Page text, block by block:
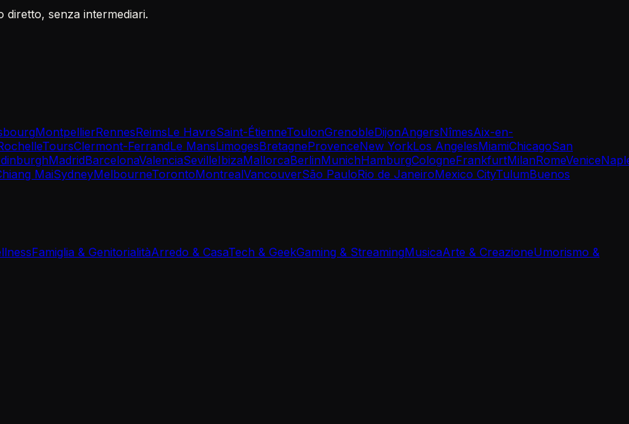
diretto, senza intermediari.
MontpellierRennesReimsLe HavreSaint-ÉtienneToulonGrenobleDijonAngersNîmesAix-en-
ToursClermont-FerrandLe MansLimogesBretagneProvenceNew YorkLos AngelesMiamiChicagoSan
MadridBarcelonaValenciaSevilleIbizaMallorcaBerlinMunichHamburgCologneFrankfurtMilanRomeVenice
MaiSydneyMelbourneTorontoMontrealVancouverSão PauloRio de JaneiroMexico CityTulumBuenos
Famiglia & GenitorialitàArredo & CasaTech & GeekGaming & StreamingMusicaArte & CreazioneUmorismo &